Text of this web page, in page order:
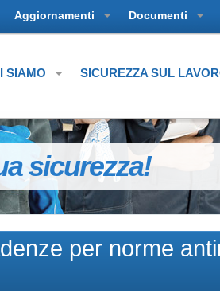
Aggiornamenti Documenti
SIAMO SICUREZZA SUL
sicurezza!
per norme